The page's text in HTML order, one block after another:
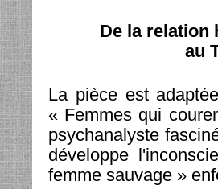
De la relation
au
La pièce est
« Femmes qui
psychanalyste
développe
femme sauvage »